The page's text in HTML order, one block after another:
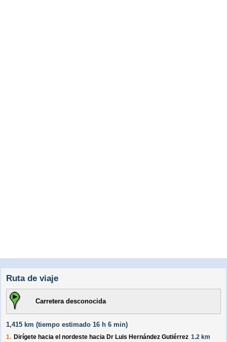
Ruta de viaje
Carretera desconocida
1,415 km (tiempo estimado 16 h 6 min)
1. Dirígete hacia el nordeste hacia Dr Luis Hernández Gutiérrez 1.2 km